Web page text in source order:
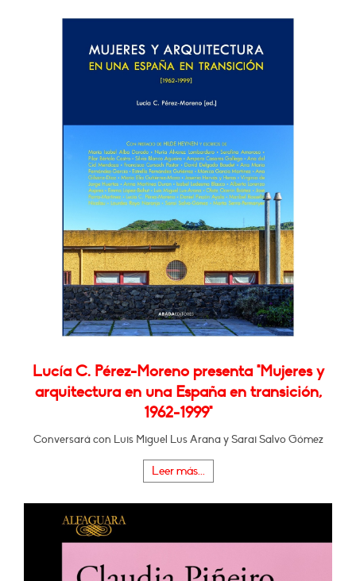
Lucía C. Pérez-Moreno presenta "Mujeres y
arquitectura en una España en transición,
1962-1999"
Conversará con Luis Miguel Lus Arana y Sarai Salvo Gómez
Leer más...